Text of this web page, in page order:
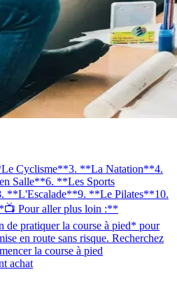
Cyclisme**3. **La Natation**4.
Salle**6. **Les Sports
**L'Escalade**9. **Le Pilates**10.
📺 Pour aller plus loin :**
de pratiquer la course à pied* pour
en route sans risque. Recherchez
la course à pied
achat